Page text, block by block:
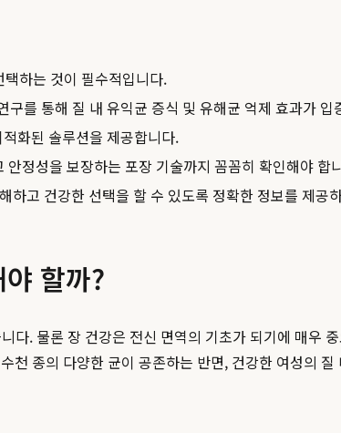
하는 것이 필수적입니다.
통해 질 내 유익균 증식 및 유해균 억제 효과가 입
화된 솔루션을 제공합니다.
정성을 보장하는 포장 기술까지 꼼꼼히 확인해야 합
고 건강한 선택을 할 수 있도록 정확한 정보를 제공
할까?
. 물론 장 건강은 전신 면역의 기초가 되기에 매우
종의 다양한 균이 공존하는 반면, 건강한 여성의